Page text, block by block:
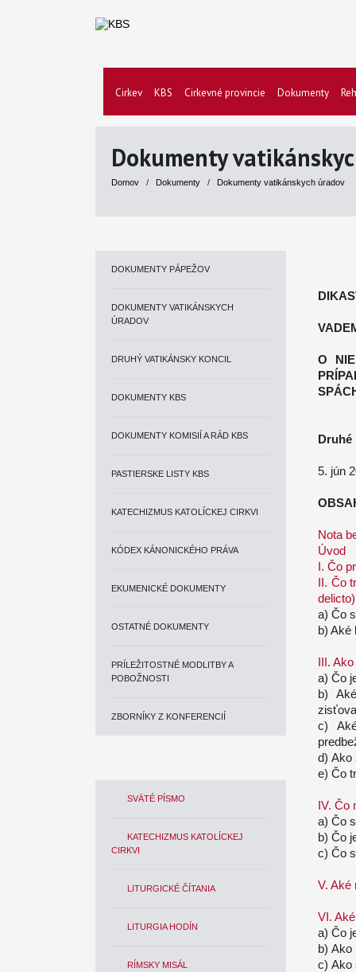
Cirkev KBS Cirkevné provincie Dokumenty
Dokumenty
Domov / Dokumenty / Dokumenty vatikánskych úradov
DOKUMENTY PÁPEŽOV
DOKUMENTY VATIKÁNSKYCH
ÚRADOV
DRUHÝ VATIKÁNSKY KONCIL
DOKUMENTY KBS
DOKUMENTY KOMISIÍ A RÁD KBS
PASTIERSKE LISTY KBS
KATECHIZMUS KATOLÍCKEJ CIRKVI
KÓDEX KÁNONICKÉHO PRÁVA
EKUMENICKÉ DOKUMENTY
OSTATNÉ DOKUMENTY
PRÍLEŽITOSTNÉ MODLITBY A
POBOŽNOSTI
ZBORNÍKY Z KONFERENCIÍ
SVÄTÉ PÍSMO
KATECHIZMUS KATOLÍCKEJ
CIRKVI
LITURGICKÉ ČÍTANIA
LITURGIA HODÍN
RÍMSKY MISÁL
O
Druhé
5. jún
Nota
Úvod
I. Čo
II. Čo
a) Čo
b) Aké
III.
a) Čo
b)
c)
d) Ako
e) Čo
IV. Čo
a) Čo
b) Čo
c) Čo
V. Aké
VI.
a) Čo
b) Ako
c) Ako